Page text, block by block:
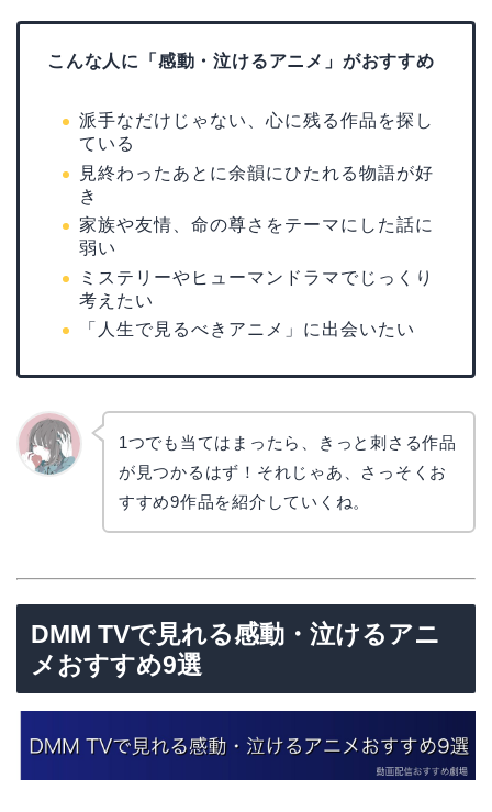
こんな人に「感動・泣けるアニメ」がおすすめ
派手なだけじゃない、心に残る作品を探し
ている
見終わったあとに余韻にひたれる物語が好
き
家族や友情、命の尊さをテーマにした話に
弱い
ミステリーやヒューマンドラマでじっくり
考えたい
「人生で見るべきアニメ」に出会いたい
1つでも当てはまったら、きっと刺さる作品
が見つかるはず！それじゃあ、さっそくお
すすめ9作品を紹介していくね。
DMM TVで見れる感動・泣けるアニ
メおすすめ9選